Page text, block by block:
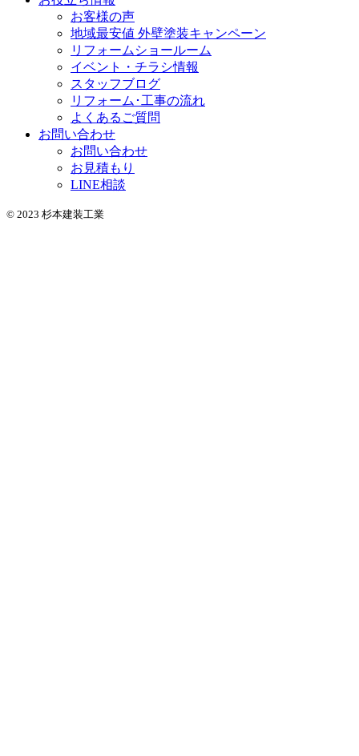
お客様の声
地域最安値 外壁塗装キャンペーン
リフォームショールーム
イベント・チラシ情報
スタッフブログ
リフォーム･工事の流れ
よくあるご質問
お問い合わせ
お問い合わせ
お見積もり
LINE相談
© 2023 杉本建装工業